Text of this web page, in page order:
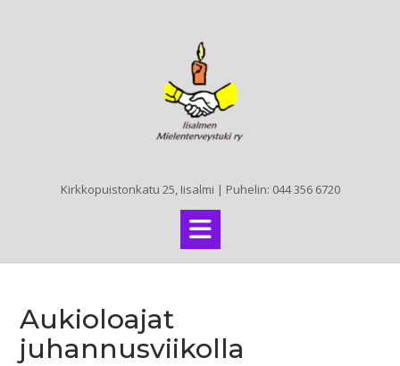
Kirkkopuistonkatu 25, Iisalmi | Puhelin: 044 356 6720
Aukioloajat
juhannusviikolla